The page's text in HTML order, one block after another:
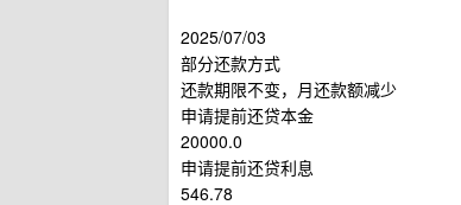
2025/07/03
部分还款方式
还款期限不变，月还款额减少
申请提前还贷本金
20000.0
申请提前还贷利息
546.78